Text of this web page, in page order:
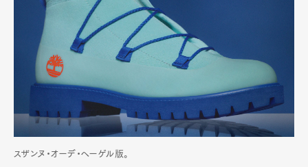
Official Columnist
Contact
Pen Meet
Pen international Pen tw
スザンヌ・オーデ・ヘーゲル版。